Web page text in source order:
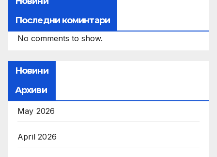
Последни коминтари
No comments to show.
Новини
Архиви
May 2026
April 2026